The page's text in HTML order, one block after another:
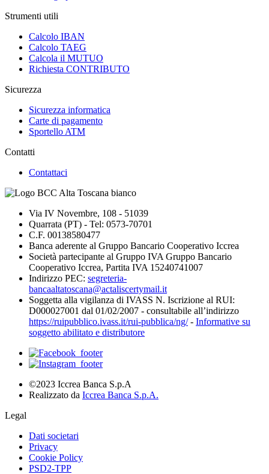
Strumenti utili
Calcolo IBAN
Calcolo TAEG
Calcola il MUTUO
Richiesta CONTRIBUTO
Sicurezza
Sicurezza informatica
Carte di pagamento
Sportello ATM
Contatti
Contattaci
Via IV Novembre, 108 - 51039
Quarrata (PT) - Tel: 0573-70701
C.F. 00138580477
Banca aderente al Gruppo Bancario Cooperativo Iccrea
Società partecipante al Gruppo IVA Gruppo Bancario
Cooperativo Iccrea, Partita IVA 15240741007
Indirizzo PEC: segreteria-
bancaaltatoscana@actaliscertymail.it
Soggetta alla vigilanza di IVASS N. Iscrizione al RUI:
D000027001 dal 01/02/2007 - consultabile all’indirizzo
https://ruipubblico.ivass.it/rui-pubblica/ng/- Informative su
soggetto abilitato e distributore
©2023 Iccrea Banca S.p.A
Realizzato da Iccrea Banca S.p.A.
Legal
Dati societari
Privacy
Cookie Policy
PSD2-TPP